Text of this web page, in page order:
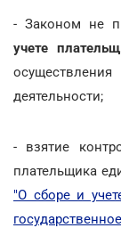
- Законом не
учете
деятельности;
- взятие
плательщика
"О сборе и